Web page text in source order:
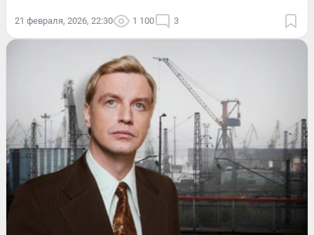
21 февраля, 2026, 22:30 1 100 3